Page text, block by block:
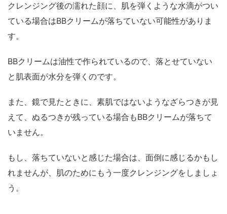
クレンジング後の濡れた顔に、肌を弾くような水滴がつい
ている場合はBBクリームが落ちていない可能性がありま
す。
BBクリームは油性で作られているので、落とせていない
と肌表面が水分を弾くのです。
また、鏡で見たときに、素肌ではないようなざらつきが見
えて、ぬるつきが残っている場合もBBクリームが落ちて
いません。
もし、落ちていないと感じた場合は、面倒に感じるかもし
れませんが、肌のためにもう一度クレンジングをしましょ
う。